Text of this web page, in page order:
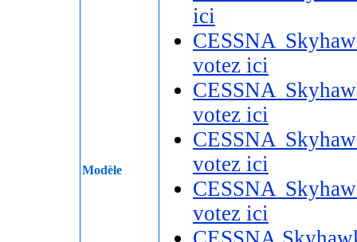
Modèle
ici
CESSNA
votez ici
CESSNA
votez ici
CESSNA
votez ici
CESSNA
votez ici